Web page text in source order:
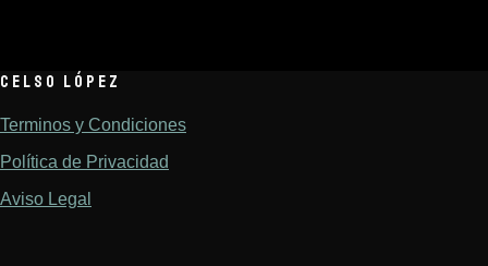
CELSO LÓPEZ
Terminos y Condiciones
Política de Privacidad
Aviso Legal